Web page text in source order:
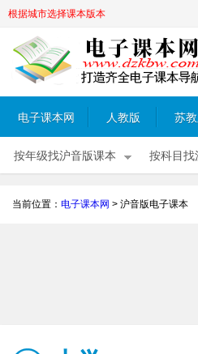
根据城市选择课本版本
电子课本网 人教版 苏教
按年级找沪音版课本 按科目找
当前位置： 电子课本网 > 沪音版电子课本